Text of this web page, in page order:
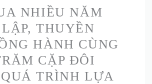
NHIỀU NĂM
THUYỀN
HÀNH CÙNG
CẶP ĐÔI
TRÌNH LỰA